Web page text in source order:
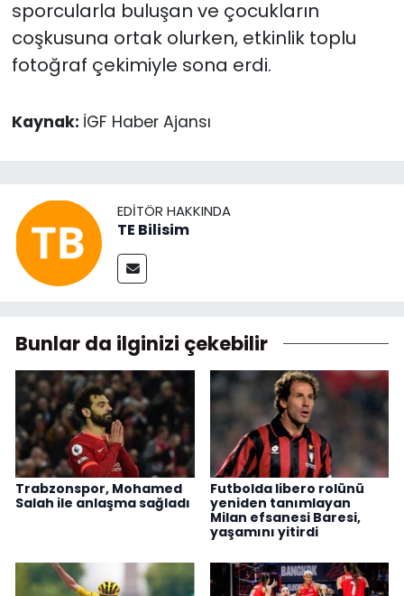
sporcularla buluşan ve çocukların
coşkusuna ortak olurken, etkinlik toplu
fotoğraf çekimiyle sona erdi.
Kaynak: İGF Haber Ajansı
EDITÖR HAKKINDA
TE Bilisim
Bunlar da ilginizi çekebilir
Trabzonspor, Mohamed
Salah ile anlaşma sağladı
Futbolda libero rolünü
yeniden tanımlayan
Milan efsanesi Baresi,
yaşamını yitirdi